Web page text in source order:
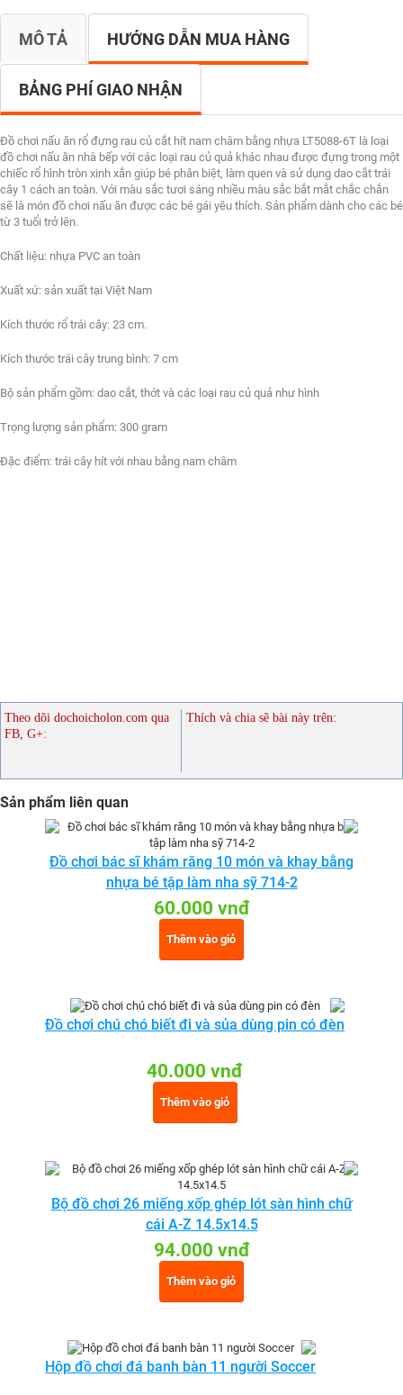
MÔ TẢ HƯỚNG DẪN MUA HÀNG
BẢNG PHÍ GIAO NHẬN
Đồ chơi nấu ăn rổ đựng rau củ cắt hít nam châm bằng nhựa LT5088-6T là loại
đồ chơi nấu ăn nhà bếp với các loại rau củ quả khác nhau được đựng trong một
chiếc rổ hình tròn xinh xắn giúp bé phân biệt, làm quen và sử dụng dao cắt trái
cây 1 cách an toàn. Với màu sắc tươi sáng nhiều màu sắc bắt mắt chắc chắn
sẽ là món đồ chơi nấu ăn được các bé gái yêu thích. Sản phẩm dành cho các bé
từ 3 tuổi trở lên.
Chất liệu: nhựa PVC an toàn
Xuất xứ: sản xuất tại Việt Nam
Kích thước rổ trái cây: 23 cm.
Kích thước trái cây trung bình: 7 cm
Bộ sản phẩm gồm: dao cắt, thớt và các loại rau củ quả như hình
Trọng lượng sản phẩm: 300 gram
Đặc điểm: trái cây hít với nhau bằng nam châm
Theo dõi dochoicholon.com qua
FB, G+:
Thích và chia sẽ bài này trên:
Sản phẩm liên quan
Đồ chơi bác sĩ khám răng 10 món và khay bằng
nhựa bé tập làm nha sỹ 714-2
60.000 vnđ
Thêm vào giỏ
Đồ chơi chú chó biết đi và sủa dùng pin có đèn
40.000 vnđ
Thêm vào giỏ
Bộ đồ chơi 26 miếng xốp ghép lót sàn hình chữ
cái A-Z 14.5x14.5
94.000 vnđ
Thêm vào giỏ
Hộp đồ chơi đá banh bàn 11 người Soccer